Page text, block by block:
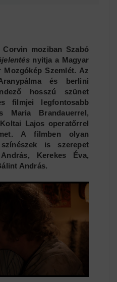
Corvin moziban Szabó
nyitja a Magyar
Mozgókép Szemlét. Az
és berlini
hosszú szünet
filmjei legfontosabb
Maria Brandauerrel,
Lajos operatőrrel
A filmben olyan
is szerepet
Kerekes Éva,
András.